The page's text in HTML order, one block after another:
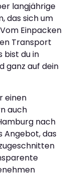
langjährige
das sich um
Einpacken
Transport
bist du in
ganz auf dein
einen
auch
nach
Angebot, das